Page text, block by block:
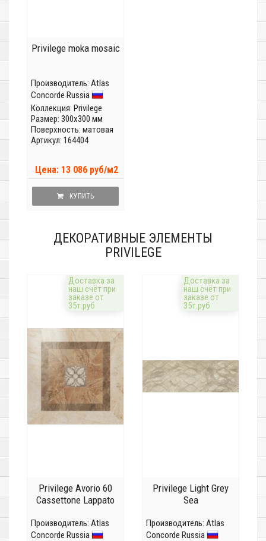
Privilege moka mosaic
Производитель: Atlas
Concorde Russia
Коллекция: Privilege
Размер: 300x300 мм
Поверхность: матовая
Артикул: 164404
Цена: 13 086 руб/м2
КУПИТЬ
ДЕКОРАТИВНЫЕ ЭЛЕМЕНТЫ
PRIVILEGE
Доставка за
наш счёт при
заказе от
35т.руб
Privilege Avorio 60
Cassettone Lappato
Производитель: Atlas
Concorde Russia
Доставка за
наш счёт при
заказе от
35т.руб
Privilege Light Grey
Sea
Производитель: Atlas
Concorde Russia